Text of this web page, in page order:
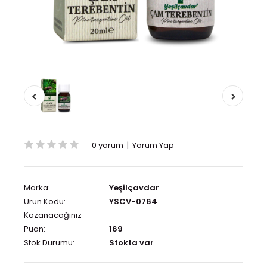
0 yorum | Yorum Yap
Marka:
Yeşilçavdar
Ürün Kodu:
YSCV-0764
Kazanacağınız
Puan:
169
Stok Durumu:
Stokta var